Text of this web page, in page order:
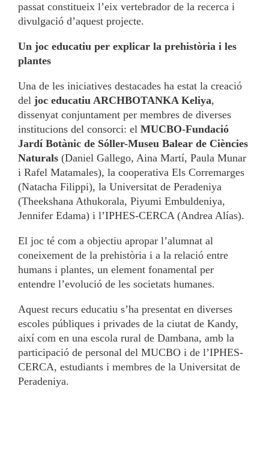
passat constitueix l’eix vertebrador de la recerca i
divulgació d’aquest projecte.
Un joc educatiu per explicar la prehistòria i les
plantes
Una de les iniciatives destacades ha estat la creació
del joc educatiu ARCHBOTANKA Keliya,
dissenyat conjuntament per membres de diverses
institucions del consorci: el MUCBO-Fundació
Jardí Botànic de Sóller-Museu Balear de Ciències
Naturals (Daniel Gallego, Aina Martí, Paula Munar
i Rafel Matamales), la cooperativa Els Corremarges
(Natacha Filippi), la Universitat de Peradeniya
(Theekshana Athukorala, Piyumi Embuldeniya,
Jennifer Edama) i l’IPHES-CERCA (Andrea Alías).
El joc té com a objectiu apropar l’alumnat al
coneixement de la prehistòria i a la relació entre
humans i plantes, un element fonamental per
entendre l’evolució de les societats humanes.
Aquest recurs educatiu s’ha presentat en diverses
escoles públiques i privades de la ciutat de Kandy,
així com en una escola rural de Dambana, amb la
participació de personal del MUCBO i de l’IPHES-
CERCA, estudiants i membres de la Universitat de
Peradeniya.